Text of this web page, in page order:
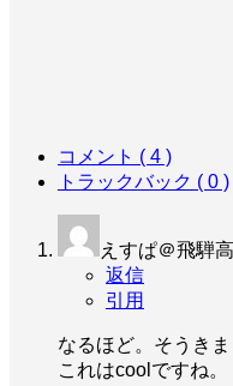
コメント ( 4 )
トラックバック ( 0 )
えすぱ＠飛騨
返信
引用
なるほど。そうきま
これはcoolですね。